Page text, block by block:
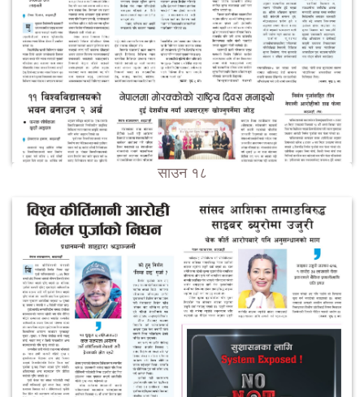
साउन १८